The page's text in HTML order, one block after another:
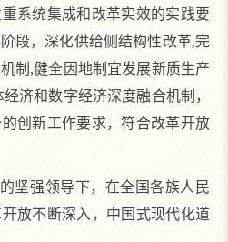
系统集成和改革实效的实践要
段，深化供给侧结构性改革,完
制,健全因地制宜发展新质生产
济和数字经济深度融合机制，
创新工作要求，符合改革开放
坚强领导下，在全国各族人民
放不断深入，中国式现代化道